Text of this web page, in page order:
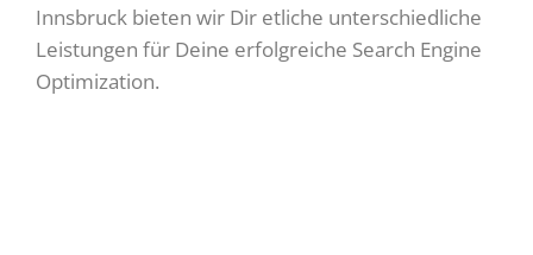
Innsbruck bieten wir Dir etliche unterschiedliche
Leistungen für Deine erfolgreiche Search Engine
Optimization.